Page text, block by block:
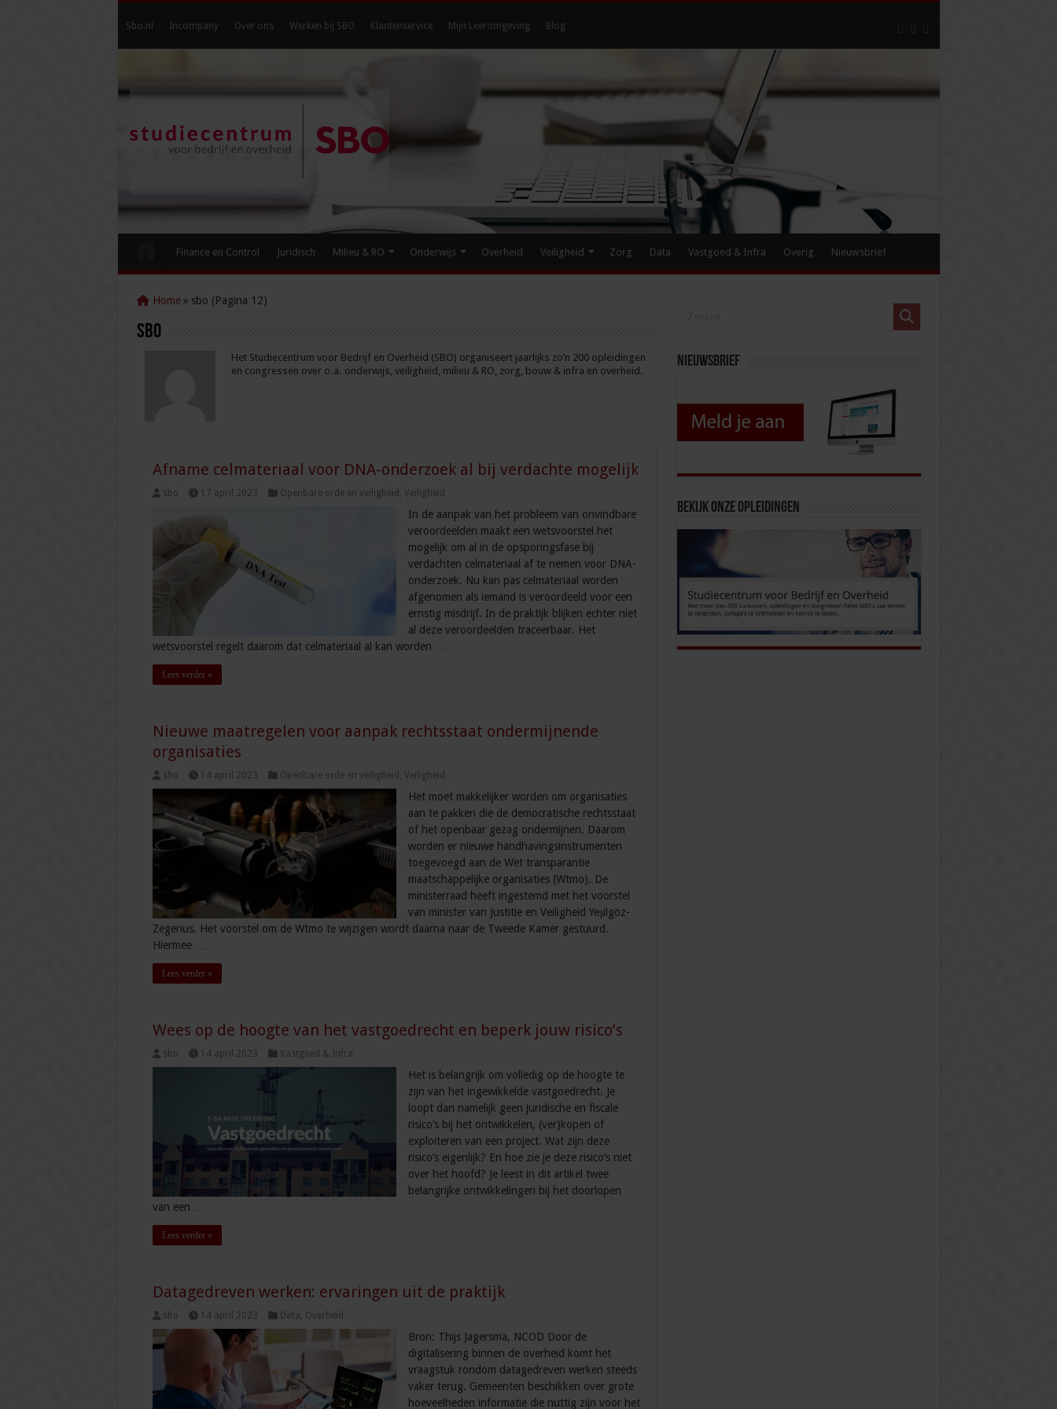
Sbo.nl Incompany Over ons Werken bij SBO Klantenservice Mijn Leeromgeving Blog
Finance en Control Juridisch Milieu & RO Onderwijs Overheid Veiligheid Zorg Data Vastgoed & Infra Overig Nieuwsbrief
Home » sbo (Pagina 12)
sbo
Het Studiecentrum voor Bedrijf en Overheid (SBO) organiseert jaarlijks zo’n 200 opleidingen
en congressen over o.a. onderwijs, veiligheid, milieu & RO, zorg, bouw & infra en overheid.
Afname celmateriaal voor DNA-onderzoek al bij verdachte mogelijk
sbo 17 april 2023 Openbare orde en veiligheid , Veiligheid
In de aanpak van het probleem van onvindbare
veroordeelden maakt een wetsvoorstel het
mogelijk om al in de opsporingsfase bij
verdachten celmateriaal af te nemen voor DNA-
onderzoek. Nu kan pas celmateriaal worden
afgenomen als iemand is veroordeeld voor een
ernstig misdrijf. In de praktijk blijken echter niet
al deze veroordeelden traceerbaar. Het
wetsvoorstel regelt daarom dat celmateriaal al kan worden …
Lees verder »
Nieuwe maatregelen voor aanpak rechtsstaat ondermijnende
organisaties
sbo 14 april 2023 Openbare orde en veiligheid , Veiligheid
Het moet makkelijker worden om organisaties
aan te pakken die de democratische rechtsstaat
of het openbaar gezag ondermijnen. Daarom
worden er nieuwe handhavingsinstrumenten
toegevoegd aan de Wet transparantie
maatschappelijke organisaties (Wtmo). De
ministerraad heeft ingestemd met het voorstel
van minister van Justitie en Veiligheid Yeşilgöz-
Zegerius. Het voorstel om de Wtmo te wijzigen wordt daarna naar de Tweede Kamer gestuurd.
Hiermee …
Lees verder »
Wees op de hoogte van het vastgoedrecht en beperk jouw risico’s
sbo 14 april 2023 Vastgoed & Infra
Het is belangrijk om volledig op de hoogte te
zijn van het ingewikkelde vastgoedrecht. Je
loopt dan namelijk geen juridische en fiscale
risico’s bij het ontwikkelen, (ver)kopen of
exploiteren van een project. Wat zijn deze
risico’s eigenlijk? En hoe zie je deze risico’s niet
over het hoofd? Je leest in dit artikel twee
belangrijke ontwikkelingen bij het doorlopen
van een …
Lees verder »
Datagedreven werken: ervaringen uit de praktijk
sbo 14 april 2023 Data, Overheid
Bron: Thijs Jagersma, NCOD Door de
digitalisering binnen de overheid komt het
vraagstuk rondom datagedreven werken steeds
vaker terug. Gemeenten beschikken over grote
hoeveelheden informatie die nuttig zijn voor het
Nieuwsbrief
Bekijk onze opleidingen